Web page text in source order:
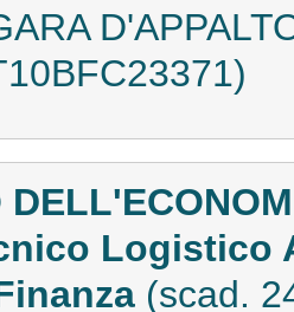
Logistico
(scad.